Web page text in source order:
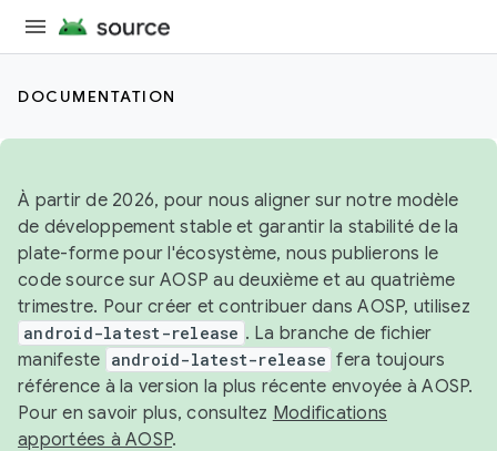
DOCUMENTATION
À partir de 2026, pour nous aligner sur notre modèle
de développement stable et garantir la stabilité de la
plate-forme pour l'écosystème, nous publierons le
code source sur AOSP au deuxième et au quatrième
trimestre. Pour créer et contribuer dans AOSP, utilisez
android-latest-release . La branche de fichier
manifeste android-latest-release fera toujours
référence à la version la plus récente envoyée à AOSP.
Pour en savoir plus, consultez Modifications
apportées à AOSP.